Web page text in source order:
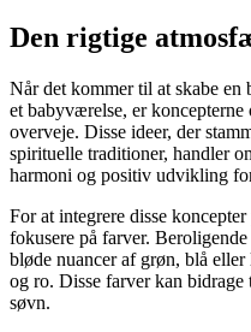
Den rigtige
Når det kommer til at skabe
et babyværelse, er
overveje. Disse ideer, der
spirituelle traditioner, handler
harmoni og positiv udvikling
For at integrere disse
fokusere på farver.
bløde nuancer af grøn, blå
og ro. Disse farver kan bidrage
søvn.